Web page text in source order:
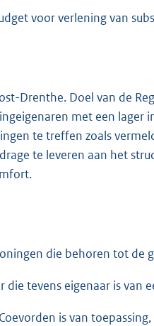
voor verlening van
Drenthe. Doel van de
met een lager
te treffen zoals
te leveren aan het
die behoren tot de
tevens eigenaar is van
is van